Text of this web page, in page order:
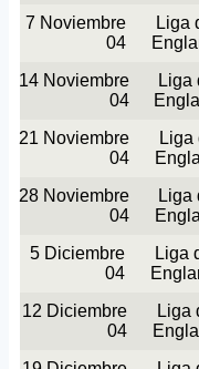
7 Noviembre
04
Liga
14 Noviembre
04
Liga
21 Noviembre
04
Liga
28 Noviembre
04
Liga
5 Diciembre
04
Liga
12 Diciembre
04
Liga